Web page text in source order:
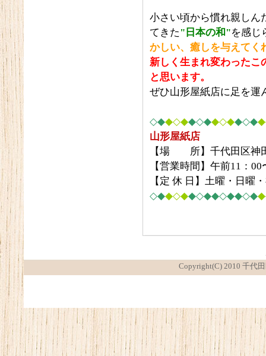
小さい頃から慣れ親しん
てきた "日本の和"を感じ
かしい、癒しを与えてく
新しく生まれ変わったこ
と思います。
ぜひ山形屋紙店に足を運
◇◆◆◇◆◆◇◆◆◇◆◆◇◆
山形屋紙店
【場 所】千代田区神
【営業時間】午前11：
【定 休 日】土曜・日曜
◇◆◆◇◆◆◇◆◆◇◆◆◇◆
Copyright(C) 2010 千代